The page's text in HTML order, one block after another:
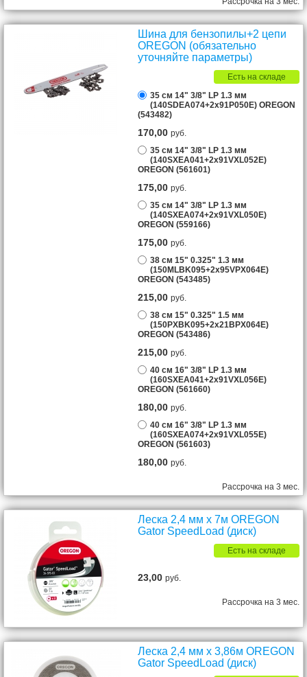
Шина для бензопилы+2 цепи
OREGON (обязательно
уточняйте параметры)
Есть на складе
35 см 14" 3/8" LP 1.3 мм
(140SDEA074+2х91P050E) OREGON
(543482)
170,00руб.
35 см 14" 3/8" LP 1.3 мм
(140SXEA041+2х91VXL052E)
OREGON (561601)
175,00руб.
35 см 14" 3/8" LP 1.3 мм
(140SXEA074+2х91VXL050E)
OREGON (559166)
175,00руб.
38 см 15" 0.325" 1.3 мм
(150MLBK095+2х95VPX064E)
OREGON (543485)
215,00руб.
38 см 15" 0.325" 1.5 мм
(150PXBK095+2х21BPX064E)
OREGON (543486)
215,00руб.
40 см 16" 3/8" LP 1.3 мм
(160SXEA041+2х91VXL056E)
OREGON (561660)
180,00руб.
40 см 16" 3/8" LP 1.3 мм
(160SXEA074+2х91VXL055E)
OREGON (561603)
180,00руб.
Рассрочка на 3 мес.
Леска 2,4 мм х 7м OREGON
Gator SpeedLoad (диск)
Есть на складе
23,00руб.
Рассрочка на 3 мес.
Леска 2,4 мм х 3,86м OREGON
Gator SpeedLoad (диск)